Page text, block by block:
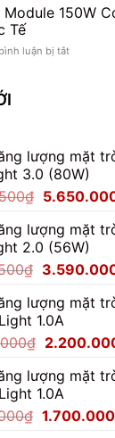
Pha
LED
150W
Module 150W
Tế
luận bị tắtở
Không?
Đánh
Thực
lượng mặt
3.0 (80W)
₫ Giá
là:
7.062.500₫.
lượng mặt
2.0 (56W)
₫ Giá
là:
4.487.500₫.
lượng mặt
1.0A
₫ Giá
là:
2.750.000₫.
lượng mặt
1.0A
₫ Giá
1.700.000